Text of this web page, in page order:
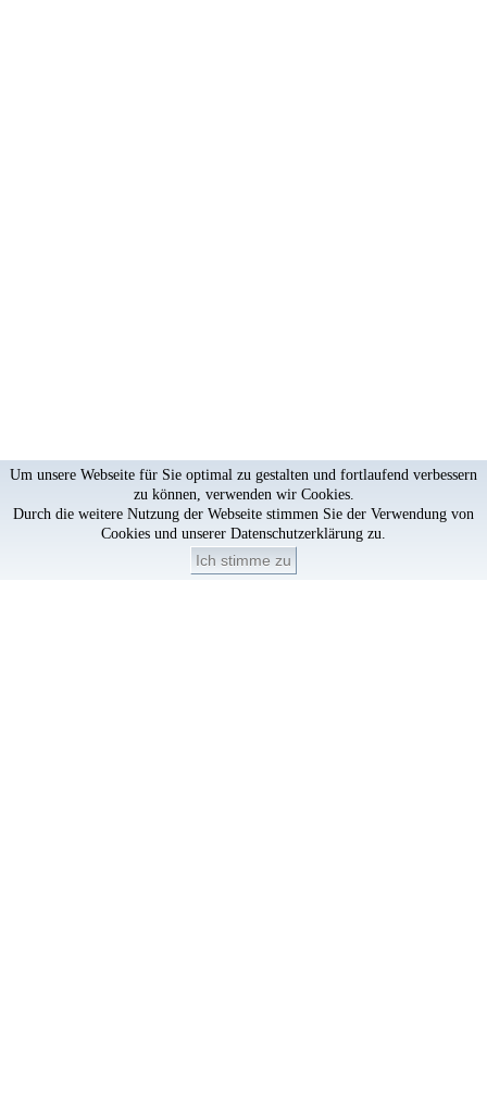
Um unsere Webseite für Sie optimal zu gestalten und fortlaufend verbessern
zu können, verwenden wir Cookies.
Durch die weitere Nutzung der Webseite stimmen Sie der Verwendung von
Cookies und unserer Datenschutzerklärung zu.
Ich stimme zu